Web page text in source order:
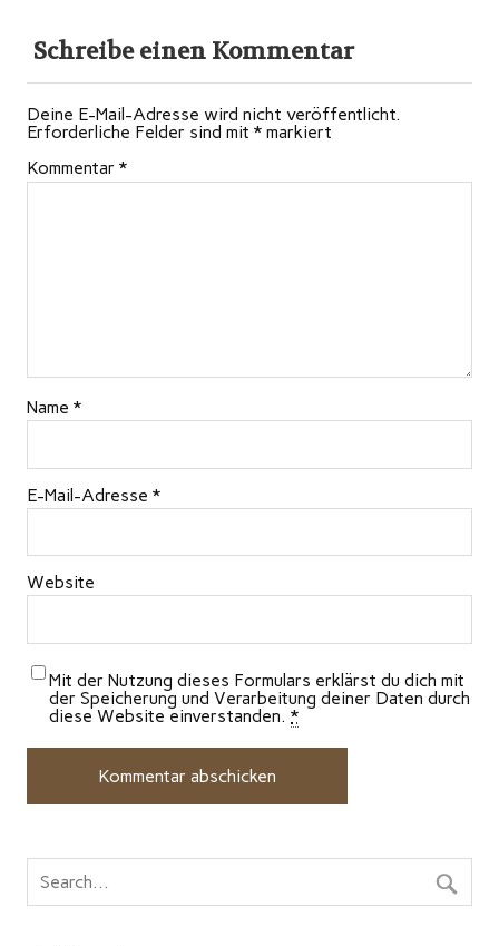
Schreibe einen Kommentar
Deine E-Mail-Adresse wird nicht veröffentlicht.
Erforderliche Felder sind mit * markiert
Kommentar *
Name *
E-Mail-Adresse *
Website
Mit der Nutzung dieses Formulars erklärst du dich mit
der Speicherung und Verarbeitung deiner Daten durch
diese Website einverstanden. *